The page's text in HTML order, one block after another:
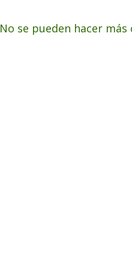
No se pueden hacer